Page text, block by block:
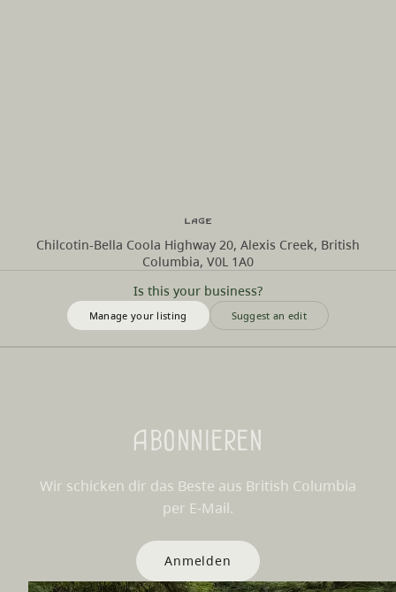
Is this your business?
Manage your listing Suggest an edit
Lage
Chilcotin-Bella Coola Highway 20, Alexis Creek, British
Columbia, V0L 1A0
Abonnieren
Wir schicken dir das Beste aus British Columbia
per E-Mail.
Anmelden